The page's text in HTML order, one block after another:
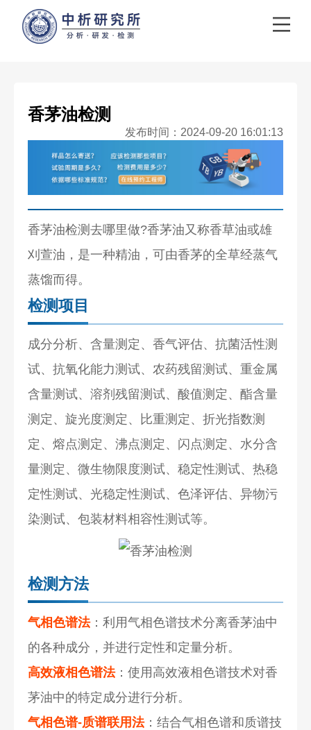
香茅油检测
发布时间：2024-09-20 16:01:13
香茅油检测去哪里做?香茅油又称香草油或雄
刈萱油，是一种精油，可由香茅的全草经蒸气
蒸馏而得。
检测项目
成分分析、含量测定、香气评估、抗菌活性测
试、抗氧化能力测试、农药残留测试、重金属
含量测试、溶剂残留测试、酸值测定、酯含量
测定、旋光度测定、比重测定、折光指数测
定、熔点测定、沸点测定、闪点测定、水分含
量测定、微生物限度测试、稳定性测试、热稳
定性测试、光稳定性测试、色泽评估、异物污
染测试、包装材料相容性测试等。
检测方法
气相色谱法：利用气相色谱技术分离香茅油中
的各种成分，并进行定性和定量分析。
高效液相色谱法：使用高效液相色谱技术对香
茅油中的特定成分进行分析。
气相色谱-质谱联用法：结合气相色谱和质谱技